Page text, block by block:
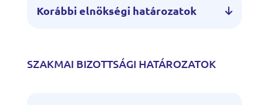
Korábbi elnökségi határozatok
SZAKMAI BIZOTTSÁGI HATÁROZATOK